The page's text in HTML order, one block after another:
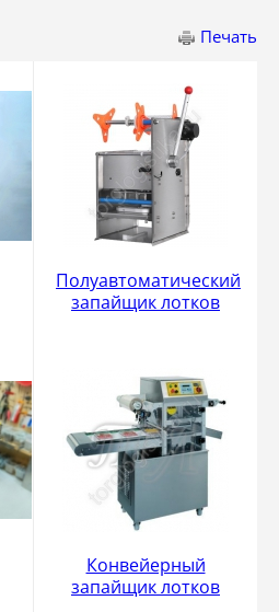
Печать
Полуавтоматический
запайщик лотков
Конвейерный
запайщик лотков